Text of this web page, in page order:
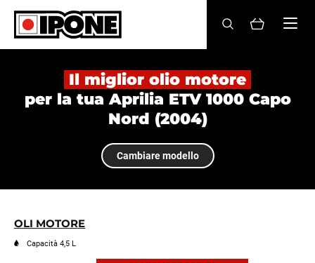
Ipone
OLI MOTORE
CURA
MANUTENZIONE
Rivenditori
Il miglior olio motore
per la tua Aprilia ETV 1000 Capo
Nord (2004)
Cambiare modello
OLI MOTORE
Capacità 4,5 L